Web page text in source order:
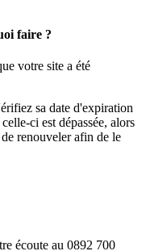
faire ?
votre site a été
sa date d'expiration
ci est dépassée, alors
renouveler afin de le
écoute au 0892 700